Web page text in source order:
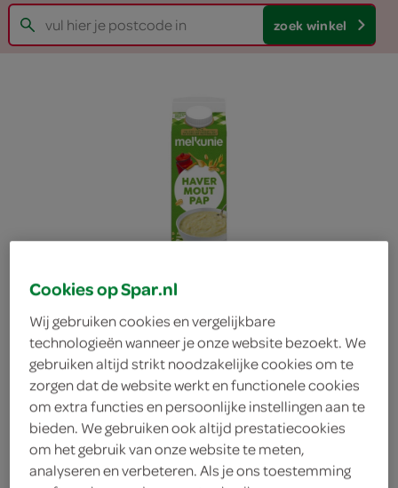
zoek winkel
Melkunie havermoutpap
XX1
Cookies op Spar.nl
Wij gebruiken cookies en vergelijkbare
technologieën wanneer je onze website bezoekt. We
gebruiken altijd strikt noodzakelijke cookies om te
zorgen dat de website werkt en functionele cookies
om extra functies en persoonlijke instellingen aan te
bieden. We gebruiken ook altijd prestatiecookies
om het gebruik van onze website te meten,
analyseren en verbeteren. Als je ons toestemming